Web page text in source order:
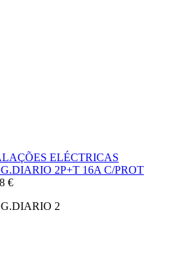
ELÉCTRICAS
2P+T 16A C/PROT
€
2